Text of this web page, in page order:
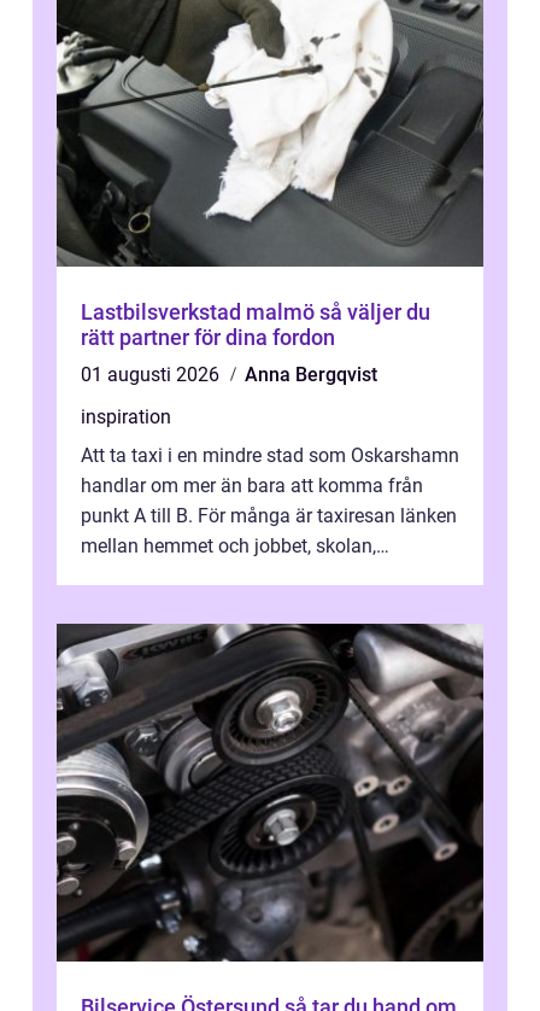
Lastbilsverkstad malmö så väljer du
rätt partner för dina fordon
01 augusti 2026
Anna Bergqvist
inspiration
Att ta taxi i en mindre stad som Oskarshamn
handlar om mer än bara att komma från
punkt A till B. För många är taxiresan länken
mellan hemmet och jobbet, skolan,